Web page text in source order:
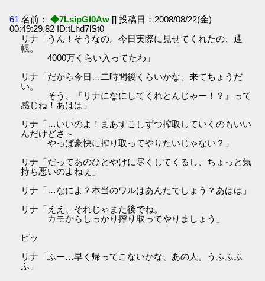
61 名前： ◆7LsipGI0Aw [] 投稿日：2008/08/22(金)
00:49:29.82 ID:tLhd7lSt0
リナ「うん！そうなの。今日実際に見せてくれたの、通
帳。
4000万くらい入ってたわ」
リナ「だから今日…二時間後くらいかな、来てちょうだ
い。
そう、『リナになにしてくれとんじゃー！？』って
感じね！あはは」
リナ「…いいのよ！まあすこしずつ搾取していくのもいい
んだけどさ～
やっぱ豪快に搾り取ってやりたいじゃない？」
リナ「だってあのひとやけに尽くしてくるし、ちょっと気
持ち悪いのよねぇ」
リナ「…なによ？本当のワルはあんたでしょう？あはは」
リナ「ええ、それじゃまた後でね。
カモからしっかり搾り取ってやりましょう」
ピッ
リナ「ふー…早く帰ってこないかな、あの人。うふふふ
ふ」